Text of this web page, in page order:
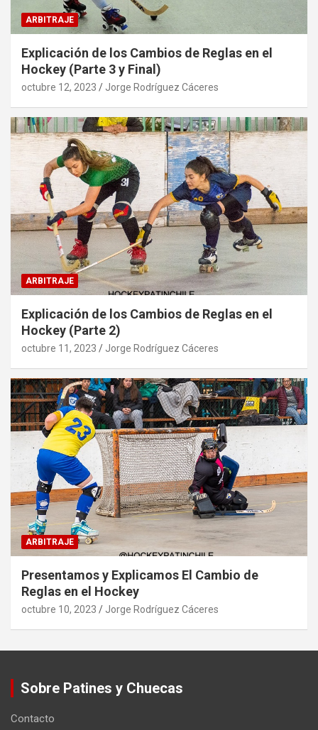
ARBITRAJE
Explicación de los Cambios de Reglas en el
Hockey (Parte 3 y Final)
octubre 12, 2023 Jorge Rodríguez Cáceres
ARBITRAJE
Explicación de los Cambios de Reglas en el
Hockey (Parte 2)
octubre 11, 2023 Jorge Rodríguez Cáceres
ARBITRAJE
Presentamos y Explicamos El Cambio de
Reglas en el Hockey
octubre 10, 2023 Jorge Rodríguez Cáceres
Sobre Patines y Chuecas
Contacto